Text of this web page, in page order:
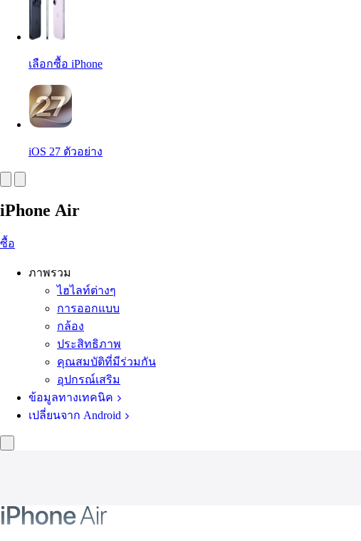
เลือกซื้อ iPhone
iOS 27 ตัวอย่าง
iPhone Air
ซื้อ
ภาพรวม
ไฮไลท์ต่างๆ
การออกแบบ
กล้อง
ประสิทธิภาพ
คุณสมบัติที่มีร่วมกัน
อุปกรณ์เสริม
ข้อมูลทางเทคนิค
เปลี่ยนจาก Android